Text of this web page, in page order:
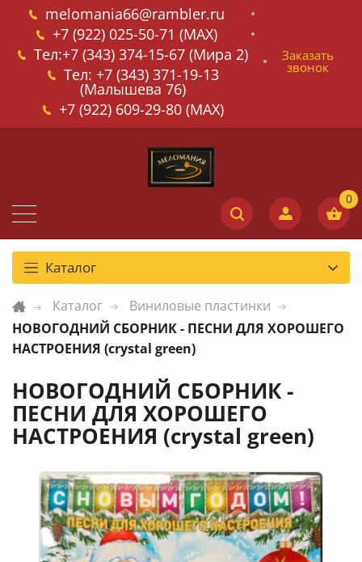
melomania66@rambler.ru
+7 (922) 025-50-71 (MAX)
Тел:+7 (343) 374-15-67 (Мира 2)
Тел: +7 (343) 371-19-13
(Малышева 76)
+7 (922) 609-29-80 (MAX)
Заказать
звонок
Каталог
Каталог
Виниловые пластинки
НОВОГОДНИЙ СБОРНИК - ПЕСНИ ДЛЯ ХОРОШЕГО
НАСТРОЕНИЯ (crystal green)
НОВОГОДНИЙ СБОРНИК -
ПЕСНИ ДЛЯ ХОРОШЕГО
НАСТРОЕНИЯ (crystal green)